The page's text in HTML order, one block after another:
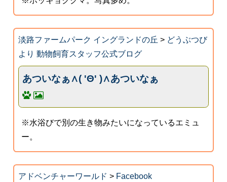
淡路ファームパーク イングランドの丘 > どうぶつび
より 動物飼育スタッフ公式ブログ
あついなぁ∧( 'Θ' )∧あついなぁ
※水浴びで別の生き物みたいになっているエミュ
ー。
アドベンチャーワールド > Facebook